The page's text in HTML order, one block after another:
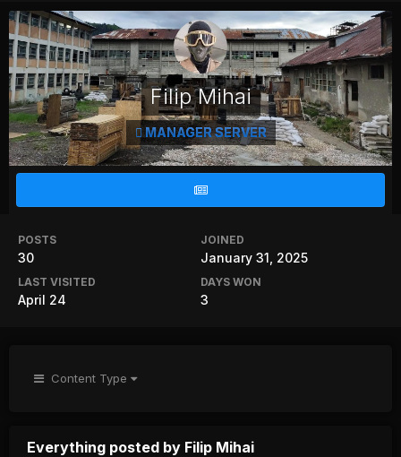
Filip Mihai
MANAGER SERVER
POSTS
30
JOINED
January 31, 2025
LAST VISITED
April 24
DAYS WON
3
Content Type
Everything posted by Filip Mihai